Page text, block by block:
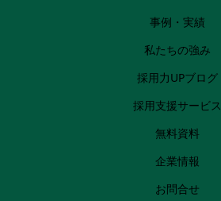
事例・実績
私たちの強み
採用力UPブログ
採用支援サービス
無料資料
企業情報
お問合せ